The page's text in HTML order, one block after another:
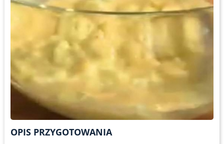
OPIS PRZYGOTOWANIA